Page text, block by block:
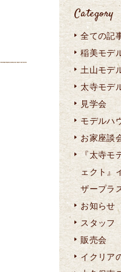
Category
全ての記
稲美モデ
土山モデ
太寺モデ
見学会
モデルハ
お家座談
『太寺モ
ェクト』
ザープラ
お知らせ
スタッフ
販売会
イクリア